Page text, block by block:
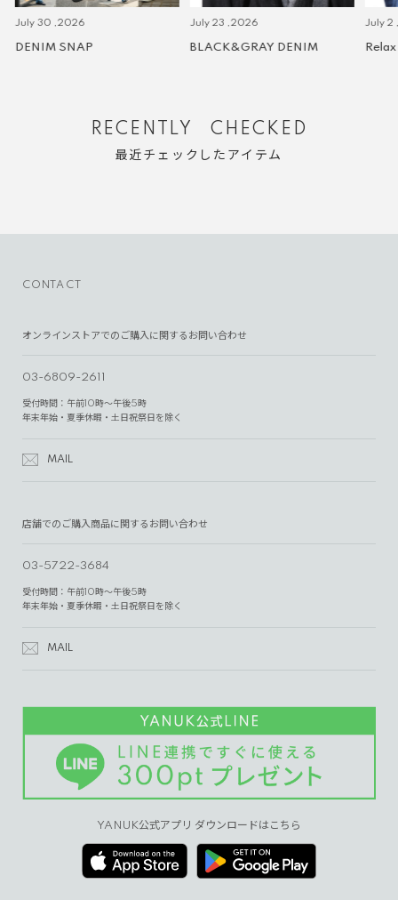
July 30 ,2026
DENIM SNAP
July 23 ,2026
BLACK&GRAY DENIM
July 2
Relax
RECENTLY CHECKED
最近チェックしたアイテム
CONTACT
オンラインストアでのご購入に関するお問い合わせ
03-6809-2611
受付時間：午前10時～午後5時
年末年始・夏季休暇・土日祝祭日を除く
MAIL
店舗でのご購入商品に関するお問い合わせ
03-5722-3684
受付時間：午前10時～午後5時
年末年始・夏季休暇・土日祝祭日を除く
MAIL
YANUK公式アプリ ダウンロードはこちら